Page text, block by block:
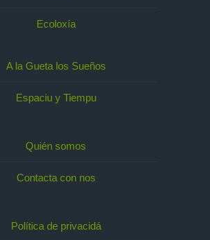
Ecoloxía
A la Gueta los Sueños
Espaciu y Tiempu
Quién somos
Contacta con nos
Política de privacidá